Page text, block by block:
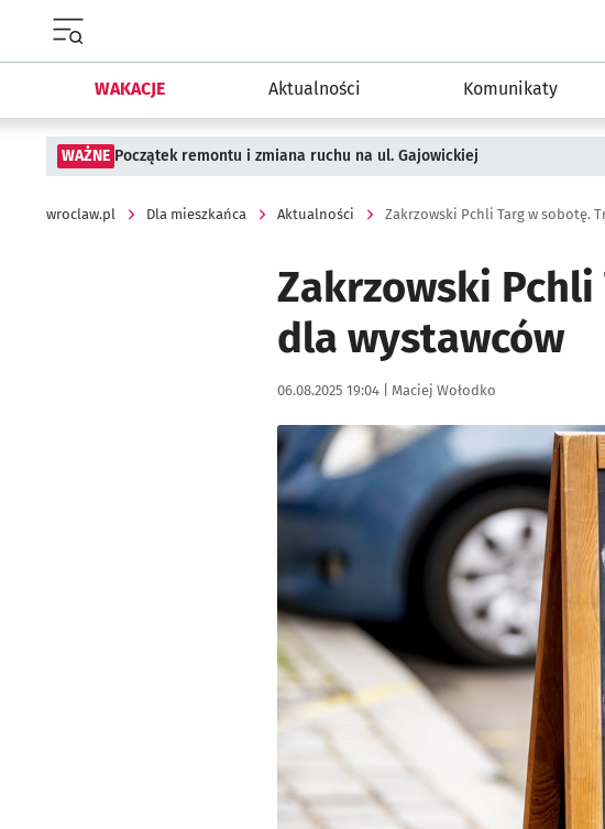
WAKACJE Aktualności Komunikaty
WAŻNE Początek remontu i zmiana ruchu na ul. Gajowickiej
wroclaw.pl Dla mieszkańca Aktualności Zakrzowski Pchli Targ w sobotę.
Zakrzowski
dla wystawców
Data publikacji:
06.08.2025 19:04 | Autor:
Maciej Wołodko
Kliknij, aby powiększyć